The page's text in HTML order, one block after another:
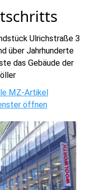
Ulrichstraße 3
über Jahrhunderte
das Gebäude der
MZ-Artikel
öffnen